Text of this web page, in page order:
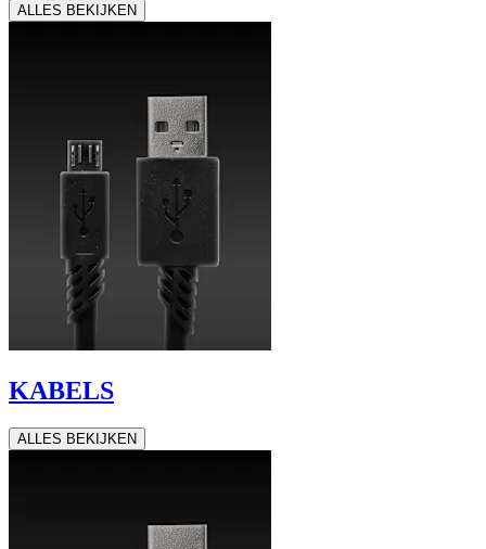
ALLES BEKIJKEN
KABELS
ALLES BEKIJKEN